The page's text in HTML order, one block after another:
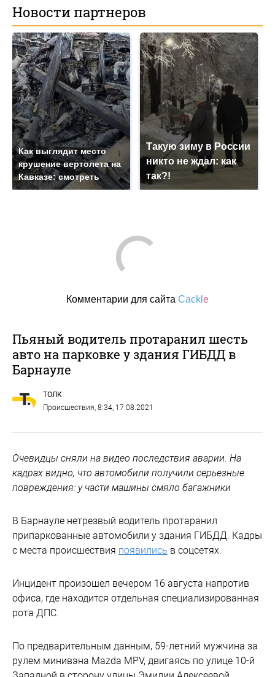
Новости партнеров
Как выглядит место
крушение вертолета на
Кавказе: смотреть
Такую зиму в России
никто не ждал: как
так?!
Комментарии для сайта Cackl e
Пьяный водитель протаранил шесть
авто на парковке у здания ГИБДД в
Барнауле
ТОЛК
Происшествия , 8:34, 17.08.2021
Очевидцы сняли на видео последствия аварии. На
кадрах видно, что автомобили получили серьезные
повреждения: у части машины смяло багажники
В Барнауле нетрезвый водитель протаранил
припаркованные автомобили у здания ГИБДД. Кадры
с места происшествия появились в соцсетях.
Инцидент произошел вечером 16 августа напротив
офиса, где находится отдельная специализированная
рота ДПС.
По предварительным данным, 59-летний мужчина за
рулем минивэна Mazda MPV, двигаясь по улице 10-й